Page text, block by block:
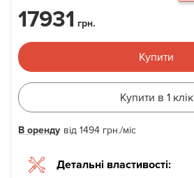
17931 грн.
Купити
Купити в 1 клік
В оренду від 1494 грн./міс
Детальні властивості: